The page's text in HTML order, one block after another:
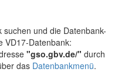
und die Datenbank-
VD17-Datenbank:
"gso.gbv.de/" durch
das Datenbankmenü.